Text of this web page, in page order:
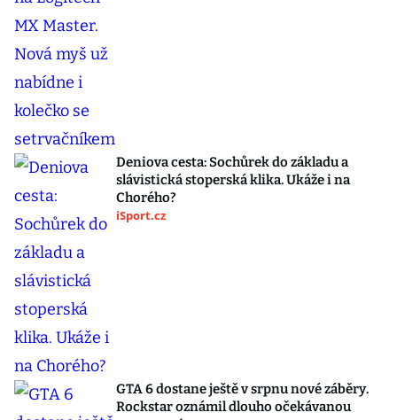
Deniova cesta: Sochůrek do základu a
slávistická stoperská klika. Ukáže i na
Chorého?
iSport.cz
GTA 6 dostane ještě v srpnu nové záběry.
Rockstar oznámil dlouho očekávanou